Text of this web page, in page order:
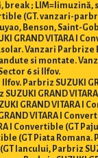
break ;
(GT. vanzari-
Benson, Saint-
GRAND VITARA I
Vanzari
si montate.
6 si Ilfov.
Parbriz SUZUKI
GRAND
GRAND VITARA
VITARA I
I Convertible (GT
(GT Piata
Iancului, Parbriz